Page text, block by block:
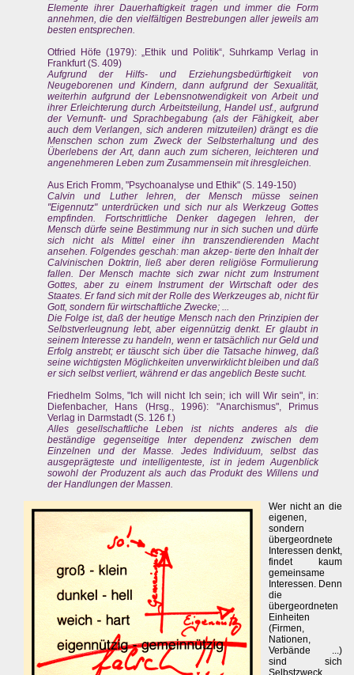
Elemente ihrer Dauerhaftigkeit tragen und immer die Form
annehmen, die den vielfältigen Bestrebungen aller jeweils am
besten entsprechen.
Otfried Höfe (1979): „Ethik und Politik“, Suhrkamp Verlag in
Frankfurt (S. 409)
Aufgrund der Hilfs- und Erziehungsbedürftigkeit von
Neugeborenen und Kindern, dann aufgrund der Sexualität,
weiterhin aufgrund der Lebensnotwendigkeit von Arbeit und
ihrer Erleichterung durch Arbeitsteilung, Handel usf., aufgrund
der Vernunft- und Sprachbegabung (als der Fähigkeit, aber
auch dem Verlangen, sich anderen mitzuteilen) drängt es die
Menschen schon zum Zweck der Selbsterhaltung und des
Überlebens der Art, dann auch zum sicheren, leichteren und
angenehmeren Leben zum Zusammensein mit ihresgleichen.
Aus Erich Fromm, "Psychoanalyse und Ethik" (S. 149-150)
Calvin und Luther lehren, der Mensch müsse seinen
"Eigennutz" unterdrücken und sich nur als Werkzeug Gottes
empfinden. Fortschrittliche Denker dagegen lehren, der
Mensch dürfe seine Bestimmung nur in sich suchen und dürfe
sich nicht als Mittel einer ihn transzendierenden Macht
ansehen. Folgendes geschah: man akzep- tierte den Inhalt der
Calvinischen Doktrin, ließ aber deren religiöse Formulierung
fallen. Der Mensch machte sich zwar nicht zum Instrument
Gottes, aber zu einem Instrument der Wirtschaft oder des
Staates. Er fand sich mit der Rolle des Werkzeuges ab, nicht für
Gott, sondern für wirtschaftliche Zwecke; ...
Die Folge ist, daß der heutige Mensch nach den Prinzipien der
Selbstverleugnung lebt, aber eigennützig denkt. Er glaubt in
seinem Interesse zu handeln, wenn er tatsächlich nur Geld und
Erfolg anstrebt; er täuscht sich über die Tatsache hinweg, daß
seine wichtigsten Möglichkeiten unverwirklicht bleiben und daß
er sich selbst verliert, während er das angeblich Beste sucht.
Friedhelm Solms, "Ich will nicht Ich sein; ich will Wir sein", in:
Diefenbacher, Hans (Hrsg., 1996): "Anarchismus", Primus
Verlag in Darmstadt (S. 126 f.)
Alles gesellschaftliche Leben ist nichts anderes als die
beständige gegenseitige Inter dependenz zwischen dem
Einzelnen und der Masse. Jedes Individuum, selbst das
ausgeprägteste und intelligenteste, ist in jedem Augenblick
sowohl der Produzent als auch das Produkt des Willens und
der Handlungen der Massen.
Wer nicht an die
eigenen,
sondern
übergeordnete
Interessen denkt,
findet kaum
gemeinsame
Interessen. Denn
die
übergeordneten
Einheiten
(Firmen,
Nationen,
Verbände ...)
sind sich